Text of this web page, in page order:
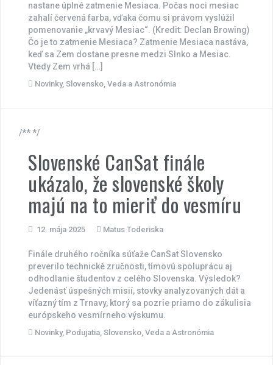
nastane úplné zatmenie Mesiaca. Počas noci mesiac
zahalí červená farba, vďaka čomu si právom vyslúžil
pomenovanie „krvavý Mesiac“. (Kredit: Declan Browing)
Čo je to zatmenie Mesiaca? Zatmenie Mesiaca nastáva,
keď sa Zem dostane presne medzi Slnko a Mesiac.
Vtedy Zem vrhá […]
Novinky, Slovensko, Veda a Astronómia
/** */
Slovenské CanSat finále
ukázalo, že slovenské školy
majú na to mieriť do vesmíru
12. mája 2025 Matus Toderiska
Finále druhého ročníka súťaže CanSat Slovensko
preverilo technické zručnosti, tímovú spoluprácu aj
odhodlanie študentov z celého Slovenska. Výsledok?
Jedenásť úspešných misií, stovky analyzovaných dát a
víťazný tím z Trnavy, ktorý sa pozrie priamo do zákulisia
európskeho vesmírneho výskumu.
Novinky, Podujatia, Slovensko, Veda a Astronómia